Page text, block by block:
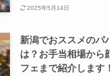
2025年5月14日
新潟でおススメのパ
は？お手当相場から
フェまで紹介します！